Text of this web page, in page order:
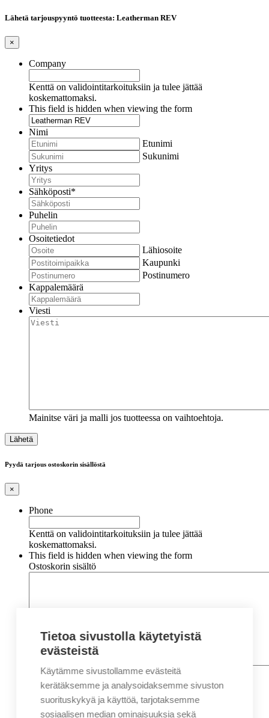
Lähetä tarjouspyyntö tuotteesta: Leatherman REV
×
Company
Kenttä on validointitarkoituksiin ja tulee jättää
koskemattomaksi.
This field is hidden when viewing the form
Nimi
Etunimi
Sukunimi
Yritys
Sähköposti*
Puhelin
Osoitetiedot
Lähiosoite
Kaupunki
Postinumero
Kappalemäärä
Viesti
Mainitse väri ja malli jos tuotteessa on vaihtoehtoja.
Pyydä tarjous ostoskorin sisällöstä
×
Phone
Kenttä on validointitarkoituksiin ja tulee jättää
koskemattomaksi.
This field is hidden when viewing the form
Ostoskorin sisältö
Nimi*
Etunimi
Sukunimi
Tietoa sivustolla käytetyistä
evästeistä
Käytämme sivustollamme evästeitä
kerätäksemme ja analysoidaksemme sivuston
suorituskykyä ja käyttöä, tarjotaksemme
sosiaalisen median ominaisuuksia sekä